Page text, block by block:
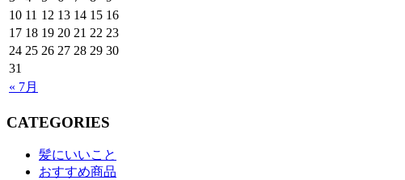
« 7月
10 11 12 13 14 15 16
17 18 19 20 21 22 23
24 25 26 27 28 29 30
31
CATEGORIES
髪にいいこと
おすすめ商品